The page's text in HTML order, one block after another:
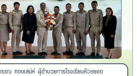
Center
Classroom